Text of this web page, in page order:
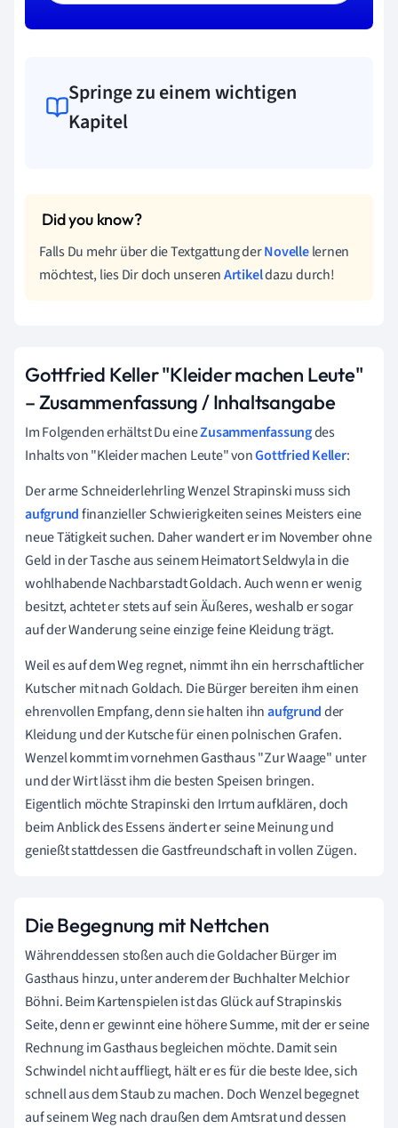
Springe zu einem wichtigen
Kapitel
Falls Du mehr über die Textgattung derNovellelernen
möchtest, lies Dir doch unserenArtikeldazu durch!
Gottfried Keller "Kleider machen Leute"
– Zusammenfassung / Inhaltsangabe
Im Folgenden erhältst Du eineZusammenfassungdes
Inhalts von "Kleider machen Leute" vonGottfried Keller:
Der arme Schneiderlehrling Wenzel Strapinski muss sich
aufgrundfinanzieller Schwierigkeiten seines Meisters eine
neue Tätigkeit suchen. Daher wandert er im November ohne
Geld in der Tasche aus seinem Heimatort Seldwyla in die
wohlhabende Nachbarstadt Goldach. Auch wenn er wenig
besitzt, achtet er stets auf sein Äußeres, weshalb er sogar
auf der Wanderung seine einzige feine Kleidung trägt.
Weil es auf dem Weg regnet, nimmt ihn ein herrschaftlicher
Kutscher mit nach Goldach. Die Bürger bereiten ihm einen
ehrenvollen Empfang, denn sie halten ihnaufgrundder
Kleidung und der Kutsche für einen polnischen Grafen.
Wenzel kommt imvornehmenGasthaus "Zur Waage" unter
und der Wirt lässt ihm die besten Speisen bringen.
Eigentlich möchte Strapinski den Irrtum aufklären, doch
beim Anblick des Essens ändert er seine Meinung und
genießt stattdessen die Gastfreundschaft in vollen Zügen.
Die Begegnung mit Nettchen
Währenddessen stoßen auch die Goldacher Bürger im
Gasthaus hinzu, unter anderem der Buchhalter Melchior
Böhni. Beim Kartenspielen ist das Glück auf Strapinskis
Seite, denn er gewinnt eine höhere Summe, mit der er seine
Rechnung im Gasthaus begleichen möchte. Damit sein
Schwindel nicht auffliegt, hält er es für die beste Idee, sich
schnell aus dem Staub zu machen. Doch Wenzel begegnet
auf seinem Weg nach draußen dem Amtsrat und dessen